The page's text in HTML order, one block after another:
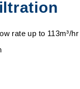
rate up to 113m³/hr